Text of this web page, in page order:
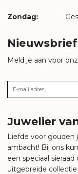
Zondag:
Nieuwsbrief
Meld je aan voor
Juwelier
Liefde voor gouden
ambacht! Bij ons
een speciaal
uitgebreide